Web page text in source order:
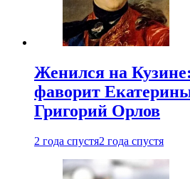
Женился на
фаворит
Григорий Орлов
2 года спустя2 года спустя